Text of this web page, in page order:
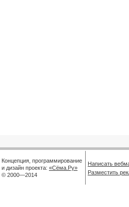
Концепция, программирование
и дизайн проекта: «Сёма.Ру»
© 2000—2014
Написать
Разместить